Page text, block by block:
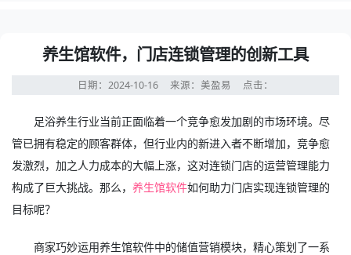
养生馆软件，门店连锁管理的创新工具
日期：2024-10-16 来源：美盈易 点击：
足浴养生行业当前正面临着一个竞争愈发加剧的市场环境。尽
管已拥有稳定的顾客群体，但行业内的新进入者不断增加，竞争愈
发激烈，加之人力成本的大幅上涨，这对连锁门店的运营管理能力
构成了巨大挑战。那么， 养生馆软件如何助力门店实现连锁管理的
目标呢？
商家巧妙运用养生馆软件中的储值营销模块，精心策划了一系